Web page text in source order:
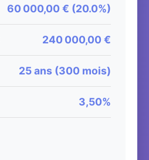
60 000,00 € (20.0%)
240 000,00 €
25 ans (300 mois)
3,50%